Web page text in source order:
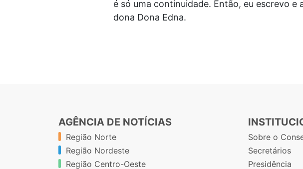
é só uma continuidade. Então, eu escrevo e
dona Dona Edna.
AGÊNCIA DE NOTÍCIAS
Região Norte
Região Nordeste
Região Centro-Oeste
Sobre o
Secretários
Presidência